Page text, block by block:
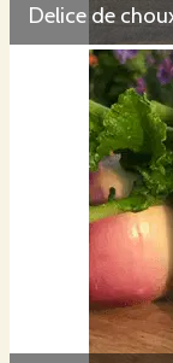
Delice de